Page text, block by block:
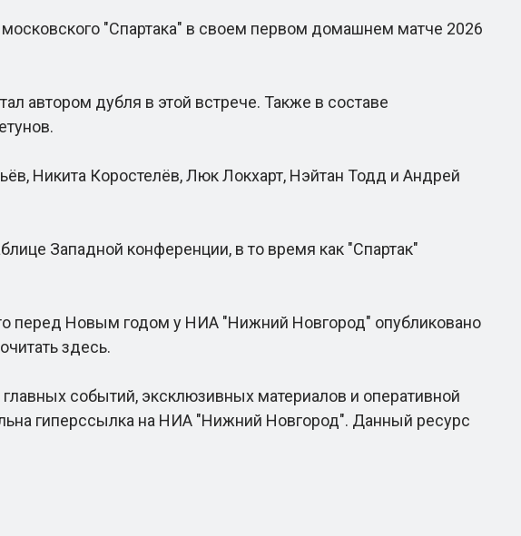
"Спартака" в своем первом домашнем матче 2026
автором дубля в этой встрече. Также в составе
Никита Коростелёв, Люк Локхарт, Нэйтан Тодд и Андрей
Западной конференции, в то время как "Спартак"
перед Новым годом у НИА "Нижний Новгород" опубликовано
здесь.
событий, эксклюзивных материалов и оперативной
гиперссылка на НИА "Нижний Новгород". Данный ресурс